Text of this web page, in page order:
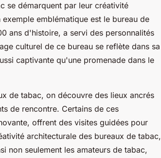
se démarquent par leur créativité
emblématique est le bureau de
ans d'histoire, a servi des personnalités
culturel de ce bureau se reflète dans sa
captivante qu'une promenade dans le
de tabac, on découvre des lieux ancrés
de rencontre. Certains de ces
offrent des visites guidées pour
architecturale des bureaux de tabac,
non seulement les amateurs de tabac,